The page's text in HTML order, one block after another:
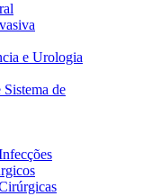
e Urologia
de